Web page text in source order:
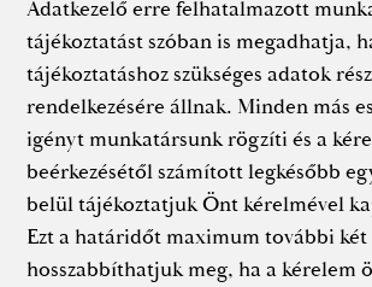
Adatkezelő erre felhatalmazott
tájékoztatást szóban is megadhatja,
tájékoztatáshoz szükséges adatok
rendelkezésére állnak. Minden más
igényt munkatársunk rögzíti és a
beérkezésétől számított legkésőbb
belül tájékoztatjuk Önt kérelmével
Ezt a határidőt maximum további
hosszabbíthatjuk meg, ha a kérelem